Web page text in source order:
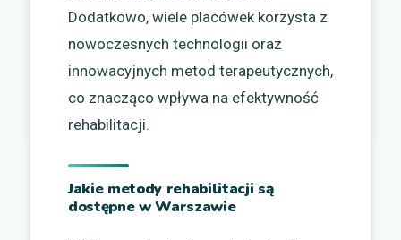
Dodatkowo, wiele placówek korzysta z
nowoczesnych technologii oraz
innowacyjnych metod terapeutycznych,
co znacząco wpływa na efektywność
rehabilitacji.
Jakie metody rehabilitacji są
dostępne w Warszawie